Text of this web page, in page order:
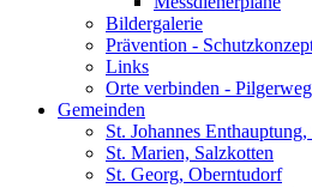
Bildergalerie
Prävention -
Links
Orte verbinden -
Gemeinden
St. Johannes
St. Marien, Salzkotten
St. Georg, Oberntudorf